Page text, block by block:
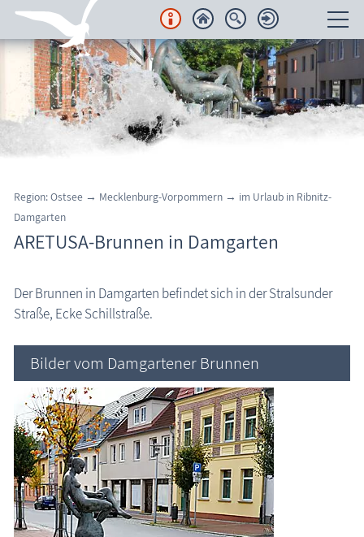
Unterkünfte
Regionales
Urlaubsorte
Karten
Freizeit
Veranstaltungen
Blog
Ribnitz-Damgarten: ARETUSA Brunnen
Region: Ostsee → Mecklenburg-Vorpommern → im Urlaub in Ribnitz-
Damgarten
ARETUSA-Brunnen in Damgarten
Der Brunnen in Damgarten befindet sich in der Stralsunder
Straße, Ecke Schillstraße.
Bilder vom Damgartener Brunnen